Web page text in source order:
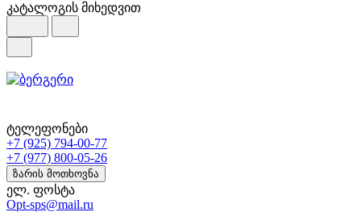
კატალოგის მიხედვით
ტელეფონები
+7 (925) 794-00-77
+7 (977) 800-05-26
ზარის მოთხოვნა
ელ. ფოსტა
Opt-sps@mail.ru